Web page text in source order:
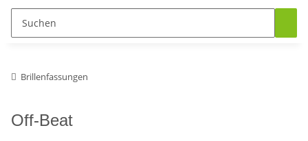
Brillenfassungen
Off-Beat